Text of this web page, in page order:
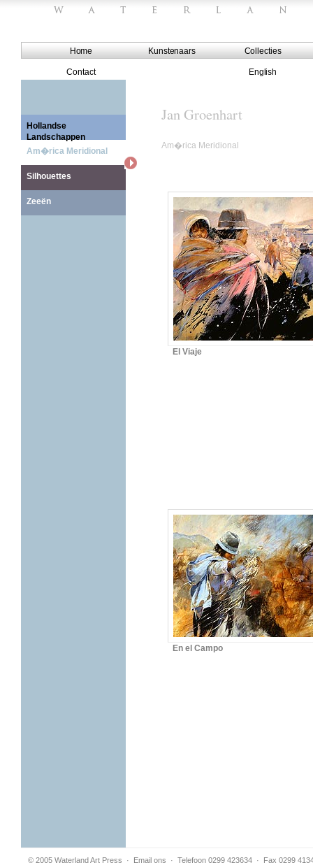
Home Kunstenaars Collecties
Contact English
Hollandse
Landschappen
Am�rica Meridional
Silhouettes
Zeeën
Jan Groenhart
Am�rica Meridional
El Viaje
En el Campo
© 2005 Waterland Art Press · Email ons · Telefoon 0299 423634 · Fax 0299